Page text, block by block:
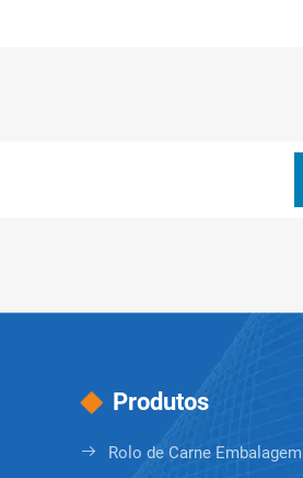
Produtos
Rolo de Carne Embalagem